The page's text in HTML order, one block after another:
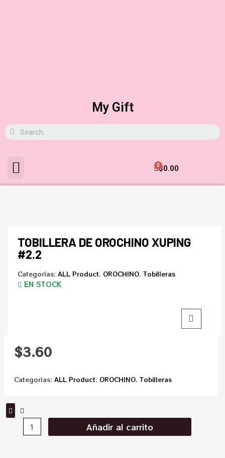
My Gift
$0.00
0
TOBILLERA DE OROCHINO XUPING
#2.2
Categorías: ALL Product, OROCHINO, Tobilleras
EN STOCK
$3.60
Categorías: ALL Product, OROCHINO, Tobilleras
Añadir al carrito